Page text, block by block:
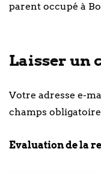
parent occupé à
Laisser un
Votre adresse e-
champs
Evaluation de la